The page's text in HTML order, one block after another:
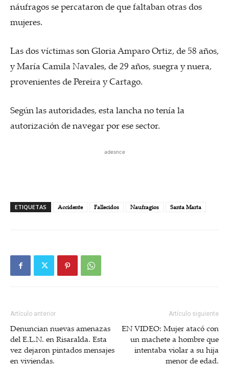
náufragos se percataron de que faltaban otras dos
mujeres.
Las dos víctimas son Gloria Amparo Ortiz, de 58 años,
y María Camila Navales, de 29 años, suegra y nuera,
provenientes de Pereira y Cartago.
Según las autoridades, esta lancha no tenía la
autorización de navegar por ese sector.
adesnce
ETIQUETAS Accidente Fallecidos Naufragios Santa Marta
Artículo anterior
Denuncian nuevas amenazas
del E.L.N. en Risaralda. Esta
vez dejaron pintados mensajes
en viviendas.
Artículo siguiente
EN VIDEO: Mujer atacó con
un machete a hombre que
intentaba violar a su hija
menor de edad.